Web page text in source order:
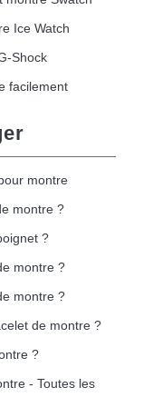
Ice Watch
Shock
facilement
montre
montre ?
?
montre ?
montre ?
de montre ?
?
- Toutes les